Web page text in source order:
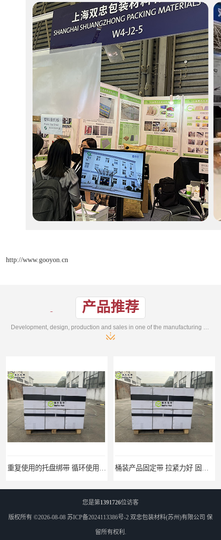
http://www.gooyon.cn
产品推荐
桶装产品固定带 拉紧力好 固永包材 托盘运输网兜 固永包材
您是第1391726位访客
版权所有 ©2026-08-08 苏ICP备2024113386号-2 双忠包装材料(苏州)有限公司 保
留所有权利.